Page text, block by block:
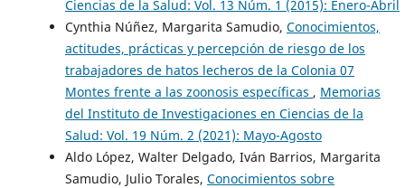
Ciencias de la Salud: Vol. 13 Núm. 1 (2015): Enero-Abril
Cynthia Núñez, Margarita Samudio, Conocimientos,
actitudes, prácticas y percepción de riesgo de los
trabajadores de hatos lecheros de la Colonia 07
Montes frente a las zoonosis específicas , Memorias
del Instituto de Investigaciones en Ciencias de la
Salud: Vol. 19 Núm. 2 (2021): Mayo-Agosto
Aldo López, Walter Delgado, Iván Barrios, Margarita
Samudio, Julio Torales, Conocimientos sobre